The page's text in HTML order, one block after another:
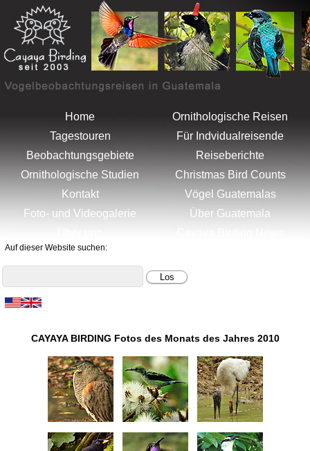
Home
Ornithologische Reisen
Tagestouren
Für Indvidualreisende
Beobachtungsgebiete
Reiseberichte
Ornithologische Studien
Christmas Bird Counts
Kontakt
Vögel Guatemalas
Artenliste
Foto- und Videogalerie
Über Guatemala
Auf dieser Website suchen:
CAYAYA BIRDING Fotos des Monats des Jahres 2010